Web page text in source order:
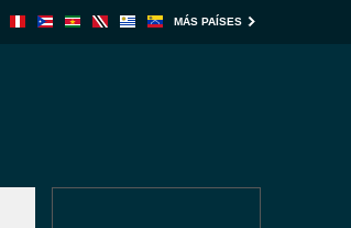
MÁS PAÍSES